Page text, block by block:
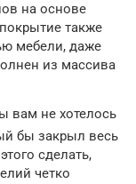
на основе
также
мебели, даже
из массива
вам не хотелось
бы закрыл весь
сделать,
четко